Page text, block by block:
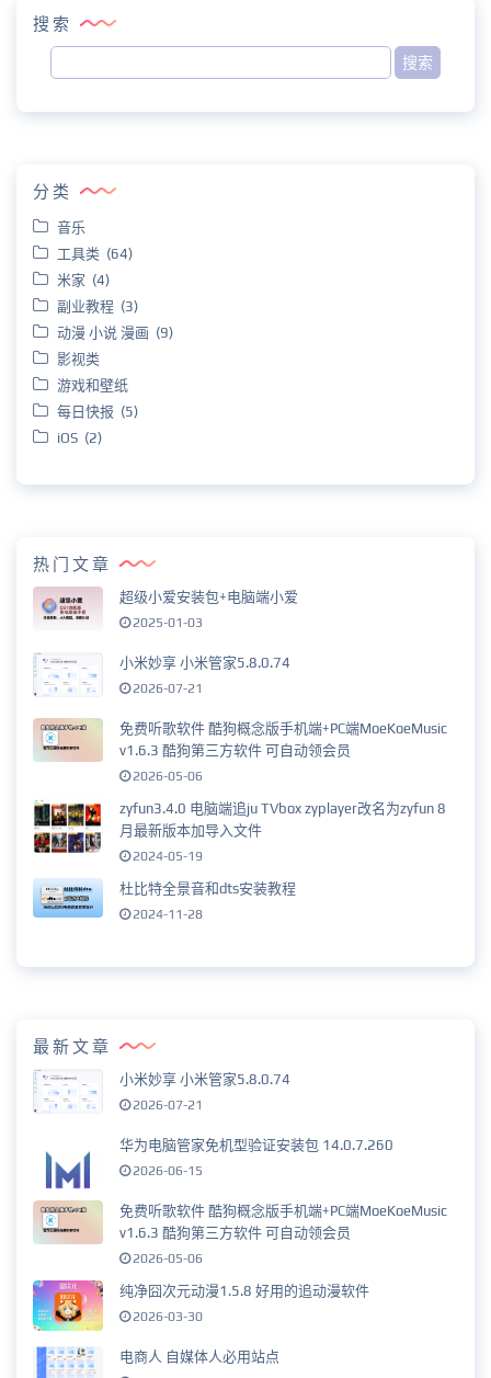
搜索
分类
音乐
工具类 (64)
米家 (4)
副业教程 (3)
动漫 小说 漫画 (9)
影视类
游戏和壁纸
每日快报 (5)
iOS (2)
热门文章
超级小爱安装包+电脑端小爱
2025-01-03
小米妙享 小米管家5.8.0.74
2026-07-21
免费听歌软件 酷狗概念版手机端+PC端MoeKoeMusic
v1.6.3 酷狗第三方软件 可自动领会员
2026-05-06
zyfun3.4.0 电脑端追ju TVbox zyplayer改名为zyfun 8
月最新版本加导入文件
2024-05-19
杜比特全景音和dts安装教程
2024-11-28
最新文章
小米妙享 小米管家5.8.0.74
2026-07-21
华为电脑管家免机型验证安装包 14.0.7.260
2026-06-15
免费听歌软件 酷狗概念版手机端+PC端MoeKoeMusic
v1.6.3 酷狗第三方软件 可自动领会员
2026-05-06
纯净囧次元动漫1.5.8 好用的追动漫软件
2026-03-30
电商人 自媒体人必用站点